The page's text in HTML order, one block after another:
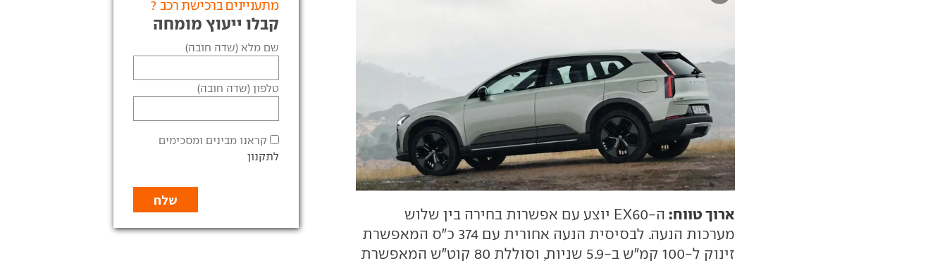
ארוך טווח:
ה-EX60 יוצע עם אפשרות בחירה בין שלוש
מערכות הנעה. לבסיסית הנעה אחורית עם 374 כ"ס המאפשרת
זינוק ל-100 קמ"ש ב-5.9 שניות, וסוללת 80 קוט"ש המאפשרת
מתעניינים ברכישת רכב ?
קבלו ייעוץ מומחה
שם מלא (שדה חובה)
טלפון (שדה חובה)
קראנו מבינים ומסכימים
לתקנון